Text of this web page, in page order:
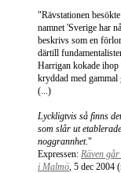
"Rävstationen
namnet 'Sverige har
beskrivs som en
därtill
Harrigan kokade ihop
kryddad med
(...)
Lyckligtvis så finns
som slår ut
noggrannhet."
Expressen: Räven
i Malmö, 5 dec 2004